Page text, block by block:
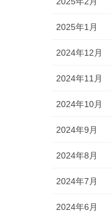
2025年1月
2024年12月
2024年11月
2024年10月
2024年9月
2024年8月
2024年7月
2024年6月